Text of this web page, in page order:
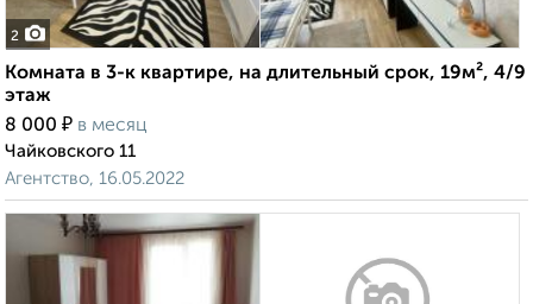
2
Комната в 3-к квартире, на длительный срок, 19м², 4/9
этаж
8 000 ₽ в месяц
Чайковского 11
Агентство, 16.05.2022